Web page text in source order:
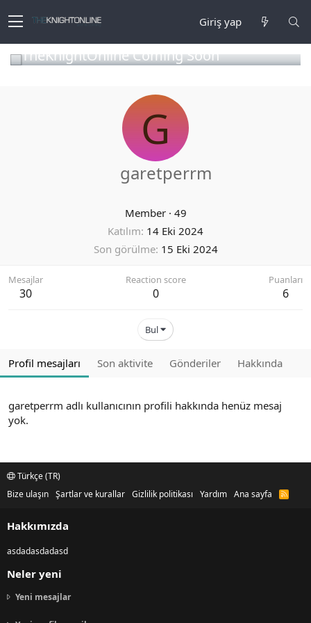
Giriş yap
TheKnightOnline Coming Soon
G
garetperrm
Member · 49
Katılım 14 Eki 2024
Son görülme 15 Eki 2024
Mesajlar
30
Reaction score
0
Puanları
6
Bul
Profil mesajları Son aktivite Gönderiler Hakkında
garetperrm adlı kullanıcının profili hakkında henüz mesaj
yok.
Türkçe (TR)
Bize ulaşın Şartlar ve kurallar Gizlilik politikası Yardım Ana sayfa
R
Hakkımızda
asdadasdadasd
Neler yeni
Yeni mesajlar